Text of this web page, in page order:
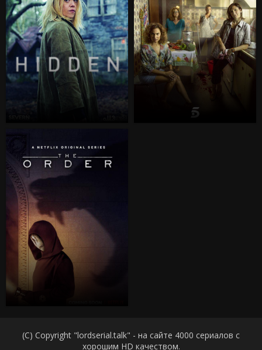
(C) Copyright "lordserial.talk" - на сайте 4000 сериалов с
хорошим HD качеством.